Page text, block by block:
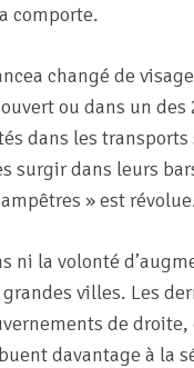
comporte.
changé de
ou dans un des
dans les transports
surgir dans leurs
» est
ni la volonté
villes. Les
de droite,
davantage à la